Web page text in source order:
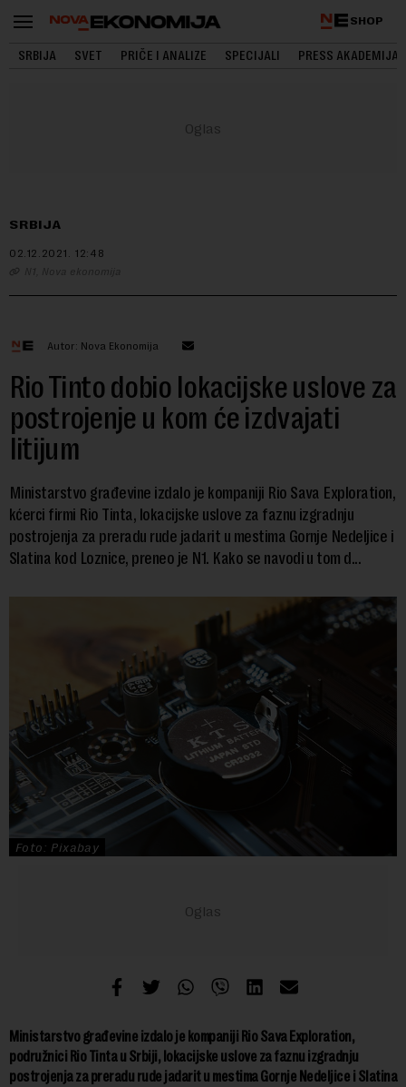
SHOP
SRBIJA SVET PRIČE I ANALIZE SPECIJALI PRESS AKADEMIJA
SRBIJA
02.12.2021. 12:48
N1, Nova ekonomija
Autor: Nova Ekonomija
Rio Tinto dobio lokacijske uslove za
postrojenje u kom će izdvajati
litijum
Ministarstvo građevine izdalo je kompaniji Rio Sava Exploration,
kćerci firmi Rio Tinta, lokacijske uslove za faznu izgradnju
postrojenja za preradu rude jadarit u mestima Gornje Nedeljice i
Slatina kod Loznice, preneo je N1. Kako se navodi u tom d...
Foto: Pixabay
Ministarstvo građevine izdalo je kompaniji Rio Sava Exploration,
podružnici Rio Tinta u Srbiji, lokacijske uslove za faznu izgradnju
postrojenja za preradu rude jadarit u mestima Gornje Nedeljice i Slatina